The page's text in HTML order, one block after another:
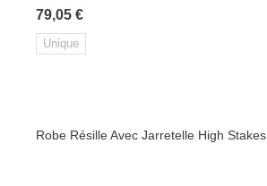
79,05 €Prix
Unique
Robe Résille Avec Jarretelle High Stakes